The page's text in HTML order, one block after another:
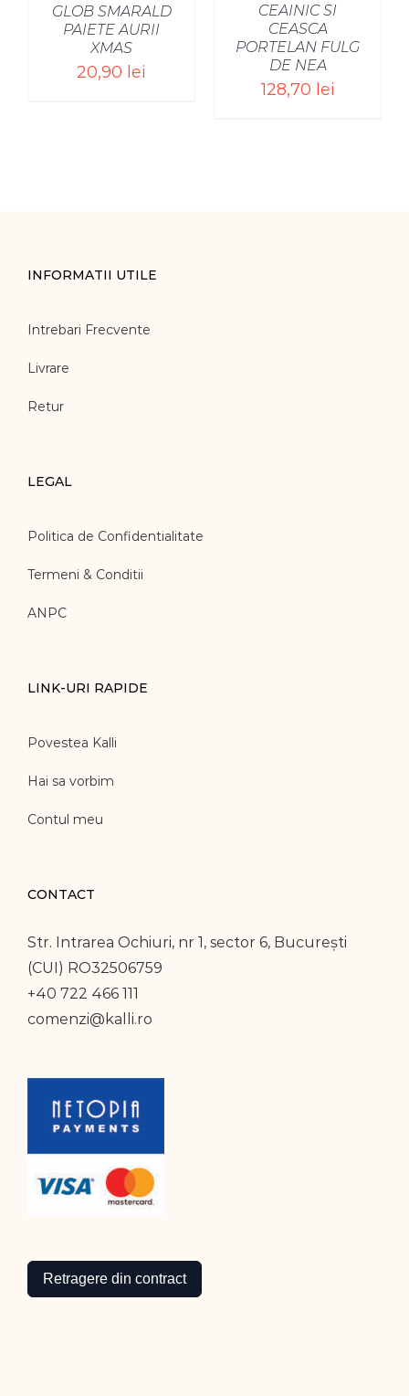
GLOB SMARALD
PAIETE AURII
XMAS
20,90 lei
CEAINIC SI
CEASCA
PORTELAN FULG
DE NEA
128,70 lei
INFORMATII UTILE
Intrebari Frecvente
Livrare
Retur
LEGAL
Politica de Confidentialitate
Termeni & Conditii
ANPC
LINK-URI RAPIDE
Povestea Kalli
Hai sa vorbim
Contul meu
CONTACT
Str. Intrarea Ochiuri, nr 1, sector 6, București
(CUI) RO32506759
+40 722 466 111
comenzi@kalli.ro
Retragere din contract